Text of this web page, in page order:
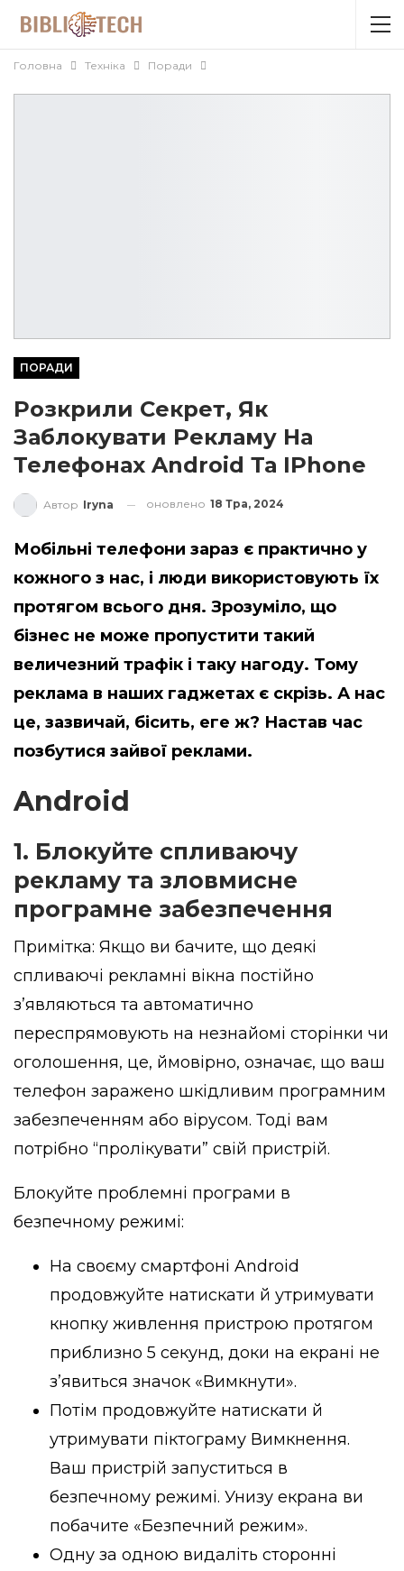
Головна Техніка Поради
ПОРАДИ
Розкрили Секрет, Як
Заблокувати Рекламу На
Телефонах Android Та IPhone
Автор Iryna оновлено 18 Тра, 2024
Мобільні телефони зараз є практично у
кожного з нас, і люди використовують їх
протягом всього дня. Зрозуміло, що
бізнес не може пропустити такий
величезний трафік і таку нагоду. Тому
реклама в наших гаджетах є скрізь. А нас
це, зазвичай, бісить, еге ж? Настав час
позбутися зайвої реклами.
Android
1. Блокуйте спливаючу
рекламу та зловмисне
програмне забезпечення
Примітка: Якщо ви бачите, що деякі
спливаючі рекламні вікна постійно
з’являються та автоматично
переспрямовують на незнайомі сторінки чи
оголошення, це, ймовірно, означає, що ваш
телефон заражено шкідливим програмним
забезпеченням або вірусом. Тоді вам
потрібно “пролікувати” свій пристрій.
Блокуйте проблемні програми в
безпечному режимі:
На своєму смартфоні Android
продовжуйте натискати й утримувати
кнопку живлення пристрою протягом
приблизно 5 секунд, доки на екрані не
з’явиться значок «Вимкнути».
Потім продовжуйте натискати й
утримувати піктограму Вимкнення.
Ваш пристрій запуститься в
безпечному режимі. Унизу екрана ви
побачите «Безпечний режим».
Одну за одною видаліть сторонні